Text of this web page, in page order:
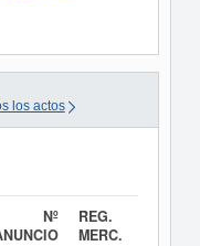
los actos
Nº
REG.
MERC.